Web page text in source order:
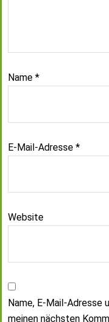
Name *
E-Mail-Adresse *
Website
Name, E-Mail-Adresse
meinen nächsten